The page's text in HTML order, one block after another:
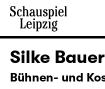
Silke Bauer
Bühnen- und